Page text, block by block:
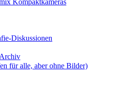
Kompaktkameras
Diskussionen
für alle, aber ohne Bilder)